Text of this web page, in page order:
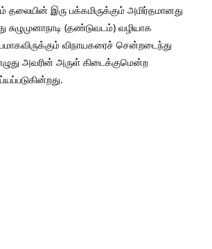
தலையின் இரு பக்கமிருக்கும் அமிர்தமானது
சுழுமுனாநாடி (தண்டுவடம்) வழியாக
விநாயகரைச் சென்றடைந்து
அவரின் அருள் கிடைக்குமென்ற